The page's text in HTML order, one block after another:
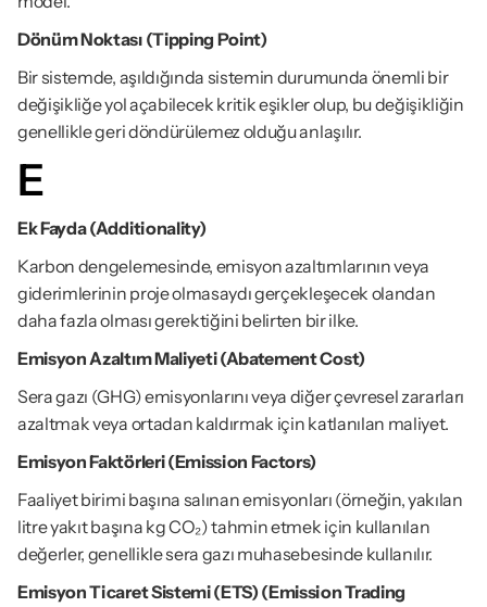
Dönüm Noktası (Tipping Point)
Bir sistemde, aşıldığında sistemin durumunda önemli bir
değişikliğe yol açabilecek kritik eşikler olup, bu değişikliğin
genellikle geri döndürülemez olduğu anlaşılır.
E
Ek Fayda (Additionality)
Karbon dengelemesinde, emisyon azaltımlarının veya
giderimlerinin proje olmasaydı gerçekleşecek olandan
daha fazla olması gerektiğini belirten bir ilke.
Emisyon Azaltım Maliyeti (Abatement Cost)
Sera gazı (GHG) emisyonlarını veya diğer çevresel zararları
azaltmak veya ortadan kaldırmak için katlanılan maliyet.
Emisyon Faktörleri (Emission Factors)
Faaliyet birimi başına salınan emisyonları (örneğin, yakılan
litre yakıt başına kg CO₂) tahmin etmek için kullanılan
değerler, genellikle sera gazı muhasebesinde kullanılır.
Emisyon Ticaret Sistemi (ETS) (Emission Trading